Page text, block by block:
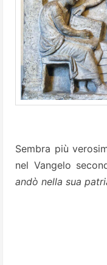
Sembra più
nel Vangelo
andò nella sua